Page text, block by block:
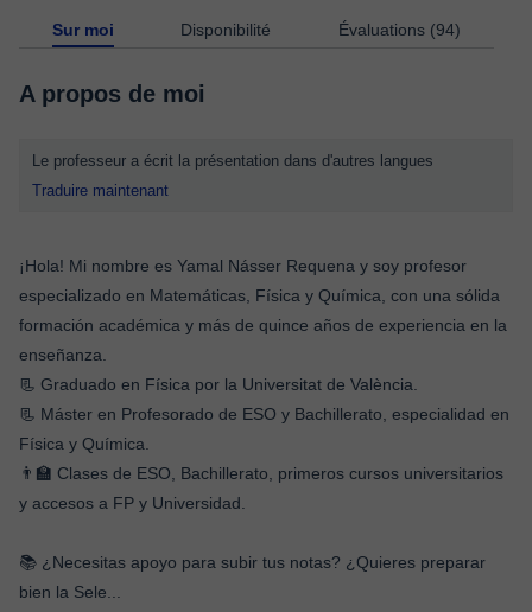
Sur moi Disponibilité Évaluations (94)
A propos de moi
Le professeur a écrit la présentation dans d'autres langues
Traduire maintenant
¡Hola! Mi nombre es Yamal Násser Requena y soy profesor
especializado en Matemáticas, Física y Química, con una sólida
formación académica y más de quince años de experiencia en la
enseñanza.
📃 Graduado en Física por la Universitat de València.
📃 Máster en Profesorado de ESO y Bachillerato, especialidad en
Física y Química.
👨‍🏫 Clases de ESO, Bachillerato, primeros cursos universitarios
y accesos a FP y Universidad.
📚 ¿Necesitas apoyo para subir tus notas? ¿Quieres preparar
bien la Sele